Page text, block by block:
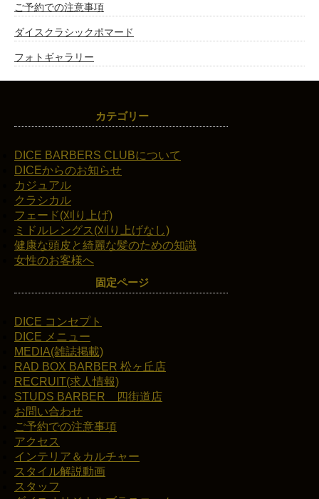
ご予約での注意事項
ダイスクラシックポマード
フォトギャラリー
カテゴリー
DICE BARBERS CLUBについて
DICEからのお知らせ
カジュアル
クラシカル
フェード(刈り上げ)
ミドルレングス(刈り上げなし)
健康な頭皮と綺麗な髪のための知識
女性のお客様へ
固定ページ
DICE コンセプト
DICE メニュー
MEDIA(雑誌掲載)
RAD BOX BARBER 松ヶ丘店
RECRUIT(求人情報)
STUDS BARBER 四街道店
お問い合わせ
ご予約での注意事項
アクセス
インテリア＆カルチャー
スタイル解説動画
スタッフ